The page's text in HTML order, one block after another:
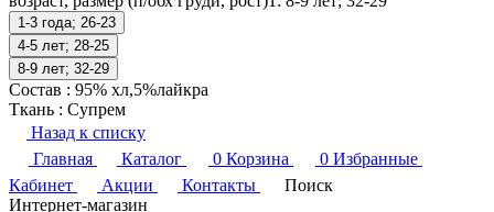
1-3 года; 26-23
4-5 лет; 28-25
8-9 лет; 32-29
Состав : 95% хл,5%лайкра
Ткань : Супрем
Назад к списку
Главная
Каталог 0 Корзина 0 Избранные
Кабинет
Акции Контакты
Поиск
Интернет-магазин